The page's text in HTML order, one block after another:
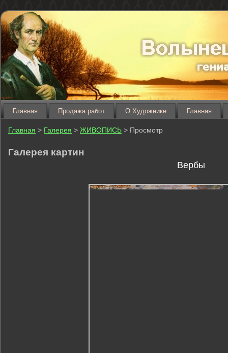
Главная Продажа работ О Художнике Главная
Главная > Галерея > ЖИВОПИСЬ > Просмотр
Галерея картин
Вербы